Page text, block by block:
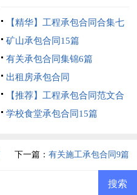
【精华】工程承包合同合集七
篇矿山承包合同15篇
有关承包合同集锦6篇
出租房承包合同
【推荐】工程承包合同范文合
集八篇
学校食堂承包合同15篇
下一篇： 有关施工承包合同9篇